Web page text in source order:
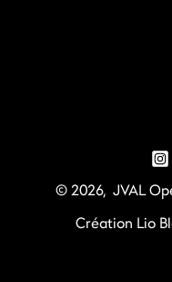
© 2026, JVAL
Création Lio